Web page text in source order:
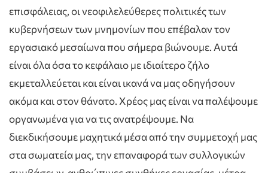
επισφάλειας, οι νεοφιλελεύθερες πολιτικές των
κυβερνήσεων των μνημονίων που επέβαλαν τον
εργασιακό μεσαίωνα που σήμερα βιώνουμε. Αυτά
είναι όλα όσα το κεφάλαιο με ιδιαίτερο ζήλο
εκμεταλλεύεται και είναι ικανά να μας οδηγήσουν
ακόμα και στον θάνατο. Χρέος μας είναι να παλέψουμε
οργανωμένα για να τις ανατρέψουμε. Να
διεκδικήσουμε μαχητικά μέσα από την συμμετοχή μας
στα σωματεία μας, την επαναφορά των συλλογικών